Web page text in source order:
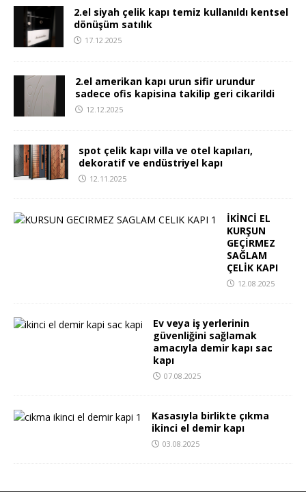
2.el siyah çelik kapı temiz kullanıldı kentsel
dönüşüm satılık
17.12.2025
2.el amerikan kapı urun sifir urundur
sadece ofis kapisina takilip geri cikarildi
12.12.2025
spot çelik kapı villa ve otel kapıları,
dekoratif ve endüstriyel kapı
12.11.2025
İKİNCİ EL
KURŞUN
GEÇİRMEZ
SAĞLAM
ÇELİK KAPI
12.08.2025
Ev veya iş yerlerinin
güvenliğini sağlamak
amacıyla demir kapı sac
kapı
07.08.2025
Kasasıyla birlikte çıkma
ikinci el demir kapı
03.08.2025